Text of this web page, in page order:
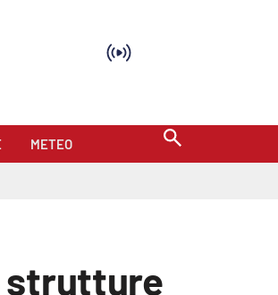
METEO
strutture